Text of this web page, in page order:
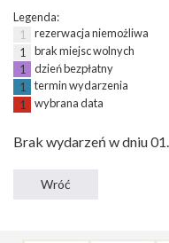
Legenda:
1
rezerwacja niemożliwa
1
brak miejsc wolnych
1
dzień bezpłatny
1
termin wydarzenia
1
wybrana data
Brak wydarzeń w dniu